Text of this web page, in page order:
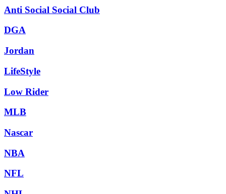
Anti Social Social Club
DGA
Jordan
LifeStyle
Low Rider
MLB
Nascar
NBA
NFL